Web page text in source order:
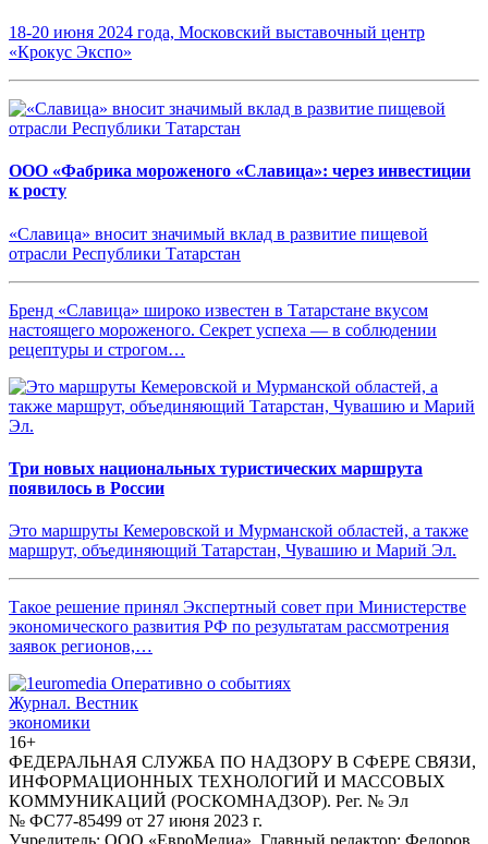
18-20 июня 2024 года, Московский выставочный центр
«Крокус Экспо»
ООО «Фабрика мороженого «Славица»: через инвестиции
к росту
«Славица» вносит значимый вклад в развитие пищевой
отрасли Республики Татарстан
Бренд «Славица» широко известен в Татарстане вкусом
настоящего мороженого. Секрет успеха — в соблюдении
рецептуры и строгом…
Три новых национальных туристических маршрута
появилось в России
Это маршруты Кемеровской и Мурманской областей, а также
маршрут, объединяющий Татарстан, Чувашию и Марий Эл.
Такое решение принял Экспертный совет при Министерстве
экономического развития РФ по результатам рассмотрения
заявок регионов,…
Журнал. Вестник
экономики
16+
ФЕДЕРАЛЬНАЯ СЛУЖБА ПО НАДЗОРУ В СФЕРЕ СВЯЗИ,
ИНФОРМАЦИОННЫХ ТЕХНОЛОГИЙ И МАССОВЫХ
КОММУНИКАЦИЙ (РОСКОМНАДЗОР). Рег. № Эл
№ ФС77-85499 от 27 июня 2023 г.